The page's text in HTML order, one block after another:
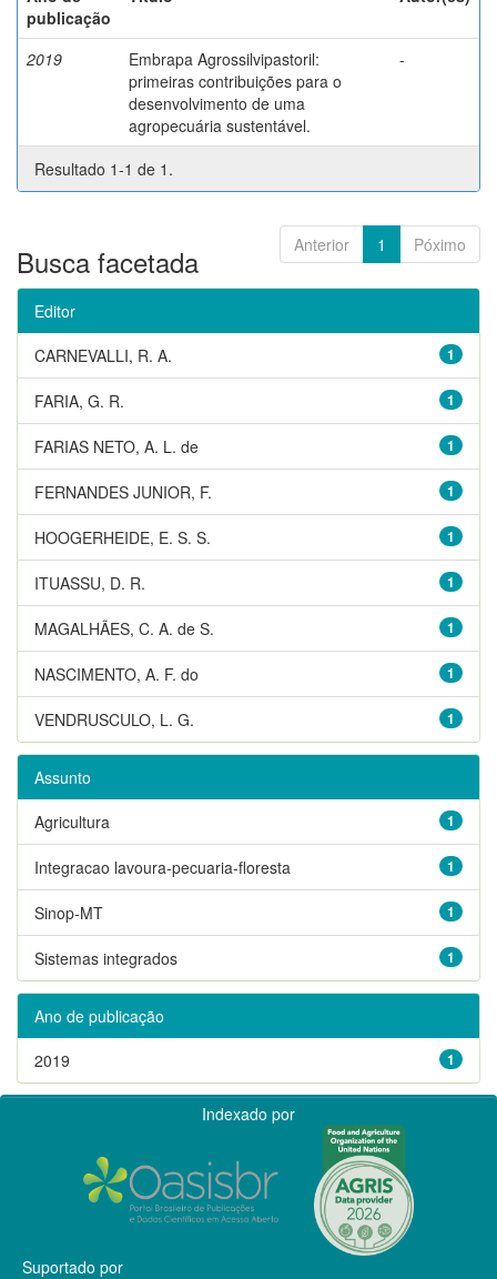
publicação
2019
Embrapa Agrossilvipastoril:
primeiras contribuições para o
desenvolvimento de uma
agropecuária sustentável.
-
Resultado 1-1 de 1.
Anterior 1 Póximo
Busca facetada
Editor
1
CARNEVALLI, R. A.
1
FARIA, G. R.
1
FARIAS NETO, A. L. de
1
FERNANDES JUNIOR, F.
1
HOOGERHEIDE, E. S. S.
1
ITUASSU, D. R.
1
MAGALHÃES, C. A. de S.
1
NASCIMENTO, A. F. do
1
VENDRUSCULO, L. G.
Assunto
1
Agricultura
1
Integracao lavoura-pecuaria-floresta
1
Sinop-MT
1
Sistemas integrados
Ano de publicação
1
2019
Indexado por
Suportado por